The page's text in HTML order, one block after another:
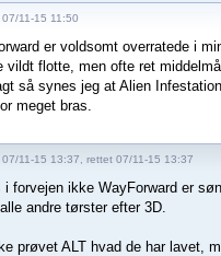
11-15 11:50
er voldsomt overratede i
vildt flotte, men ofte ret
så synes jeg at Alien
meget bras.
07/11-15 13:37, rettet 07/11-15 13:37
i forvejen ikke WayForward er
andre tørster efter 3D.
prøvet ALT hvad de har lavet,